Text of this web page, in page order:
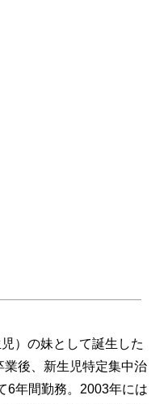
）の妹として誕生した
後、新生児特定集中治
6年間勤務。2003年には